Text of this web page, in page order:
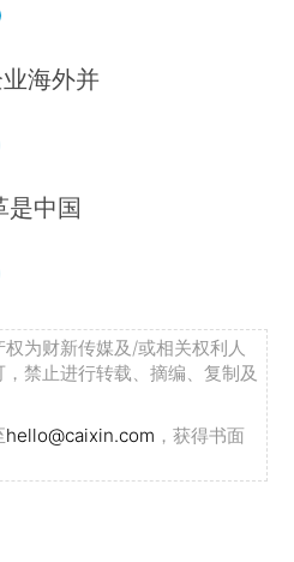
海外并
是中国
为财新传媒及/或相关权利人
禁止进行转载、摘编、复制及
hello@caixin.com ，获得书面